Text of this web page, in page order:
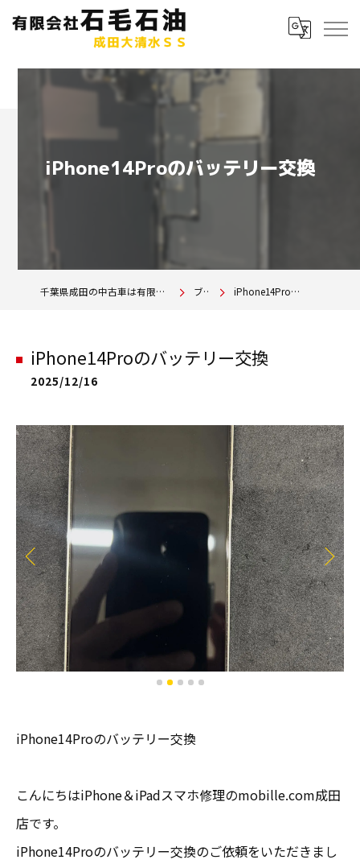
iPhone14Proのバッテリー交換
千葉県成田の中古車は有限会社石毛石油 成田大清水SS ブログ iPhone14Proのバッテリー交換
iPhone14Proのバッテリー交換
2025/12/16
iPhone14Proのバッテリー交換
こんにちはiPhone＆iPadスマホ修理のmobille.com成田
店です。
iPhone14Proのバッテリー交換のご依頼をいただきまし